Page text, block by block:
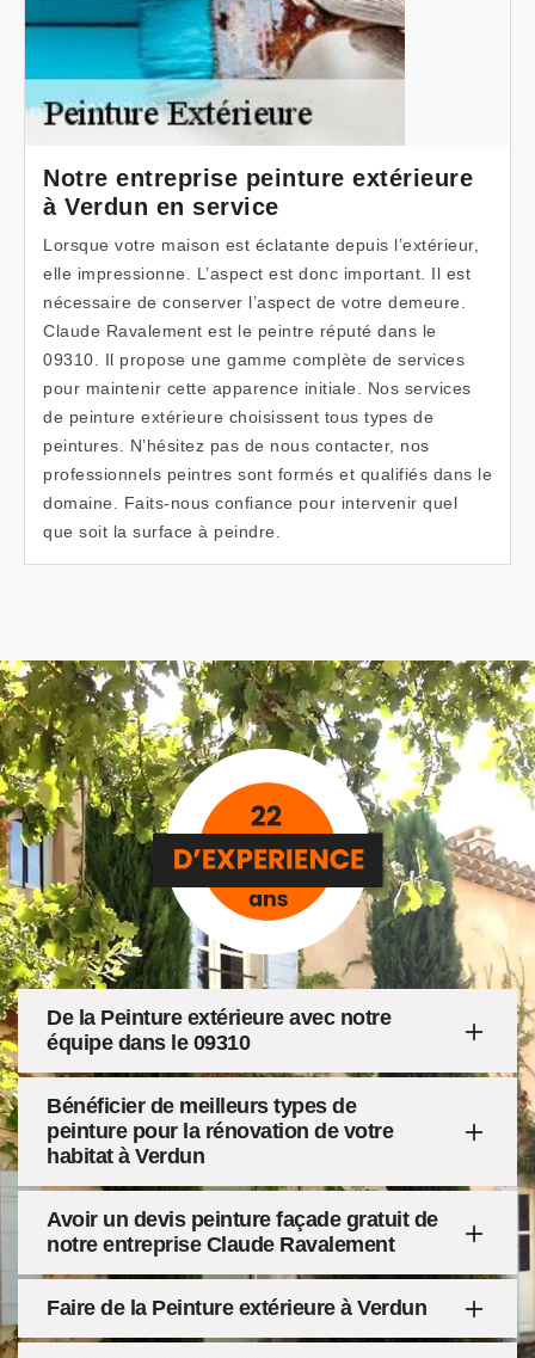
Notre entreprise peinture extérieure
à Verdun en service
Lorsque votre maison est éclatante depuis l’extérieur,
elle impressionne. L’aspect est donc important. Il est
nécessaire de conserver l’aspect de votre demeure.
Claude Ravalement est le peintre réputé dans le
09310. Il propose une gamme complète de services
pour maintenir cette apparence initiale. Nos services
de peinture extérieure choisissent tous types de
peintures. N’hésitez pas de nous contacter, nos
professionnels peintres sont formés et qualifiés dans le
domaine. Faits-nous confiance pour intervenir quel
que soit la surface à peindre.
De la Peinture extérieure avec notre
équipe dans le 09310
Bénéficier de meilleurs types de
peinture pour la rénovation de votre
habitat à Verdun
Avoir un devis peinture façade gratuit de
notre entreprise Claude Ravalement
Faire de la Peinture extérieure à Verdun